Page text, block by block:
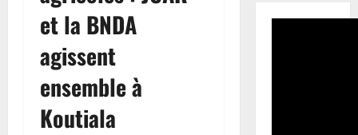
et la BNDA
agissent
ensemble à
Koutiala